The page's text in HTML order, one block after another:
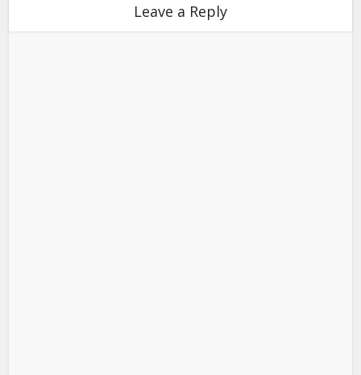
Leave a Reply